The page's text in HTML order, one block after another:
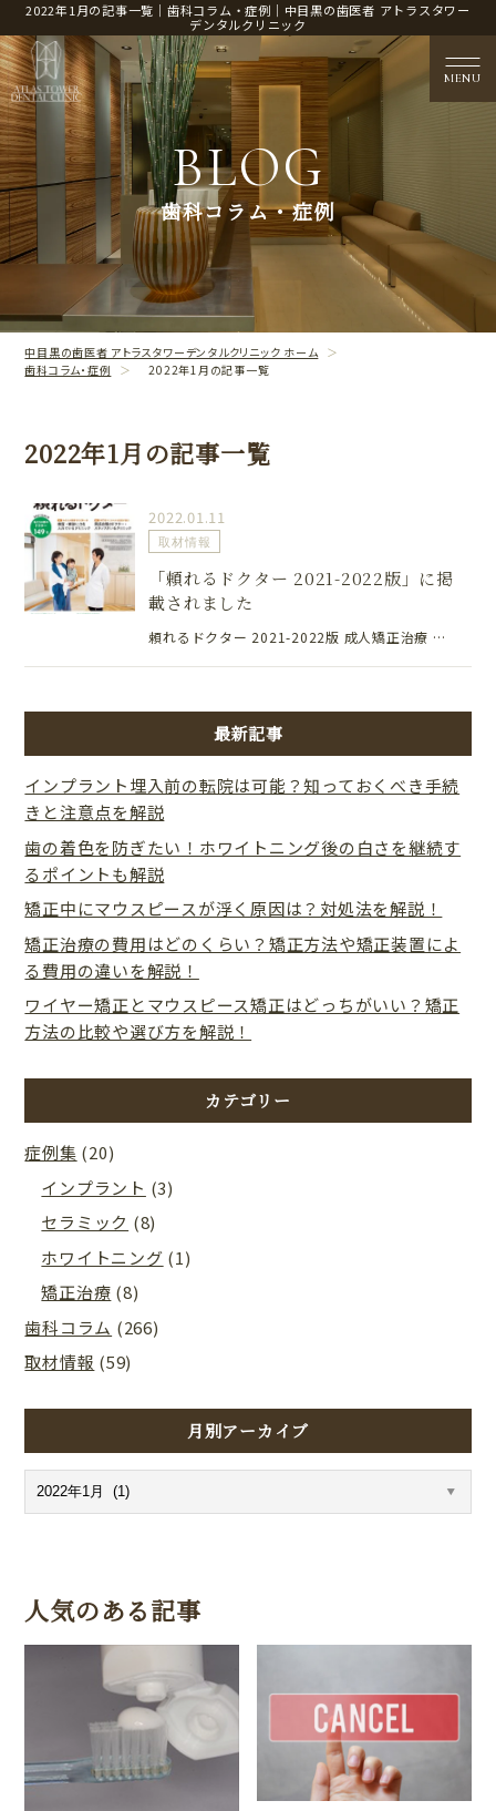
2022年1月の記事一覧｜歯科コラム・症例｜中目黒の歯医者 アトラスタワー
デンタルクリニック
MENU
医院概要
CLINIC CONTENTS
治療案内
TREATMENT CONTENTS
BLOG
歯科コラム・症例
中目黒の歯医者 アトラスタワーデンタルクリニック ホーム
歯科コラム・症例
2022年1月の記事一覧
2022年1月の記事一覧
2022.01.11
取材情報
「頼れるドクター 2021-2022版」に掲
載されました
頼れるドクター 2021-2022版 成人矯正治療 …
最新記事
インプラント埋入前の転院は可能？知っておくべき手続
きと注意点を解説
歯の着色を防ぎたい！ホワイトニング後の白さを継続す
るポイントも解説
矯正中にマウスピースが浮く原因は？対処法を解説！
矯正治療の費用はどのくらい？矯正方法や矯正装置によ
る費用の違いを解説！
ワイヤー矯正とマウスピース矯正はどっちがいい？矯正
方法の比較や選び方を解説！
カテゴリー
症例集 (20)
インプラント (3)
セラミック (8)
ホワイトニング (1)
矯正治療 (8)
歯科コラム (266)
取材情報 (59)
月別アーカイブ
人気のある記事